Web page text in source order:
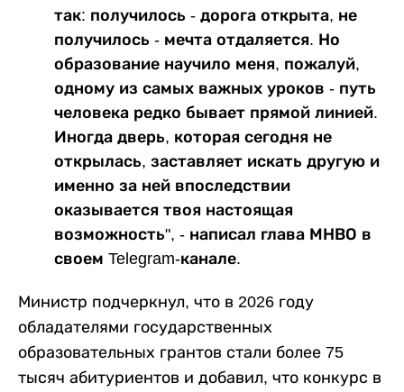
так: получилось - дорога открыта, не
получилось - мечта отдаляется. Но
образование научило меня, пожалуй,
одному из самых важных уроков - путь
человека редко бывает прямой линией.
Иногда дверь, которая сегодня не
открылась, заставляет искать другую и
именно за ней впоследствии
оказывается твоя настоящая
возможность", - написал глава МНВО в
своем Telegram-канале.
Министр подчеркнул, что в 2026 году
обладателями государственных
образовательных грантов стали более 75
тысяч абитуриентов и добавил, что конкурс в